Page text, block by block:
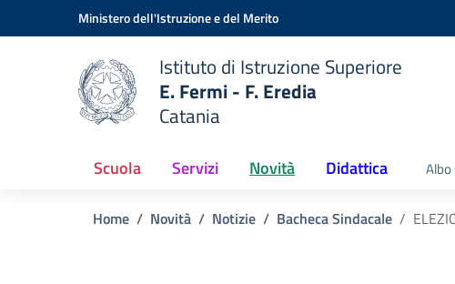
Vai ai contenuti
Vai al menu di navigazioneMinistero dell'Istruzione e del Merito
scuola
Istituto di Istruzione Superiore
E. Fermi - F. Eredia
Catania
Scuola Servizi Novità Didattica Albo
Home Novità Notizie Bacheca Sindacale